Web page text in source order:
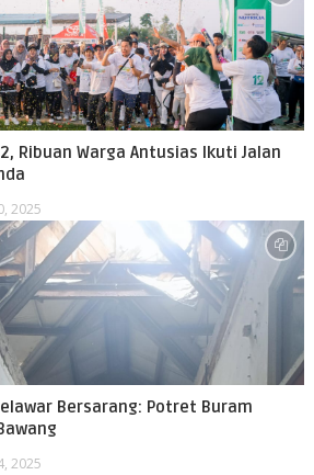
Ribuan Warga Antusias Ikuti Jalan
2025
Bersarang: Potret Buram
2025